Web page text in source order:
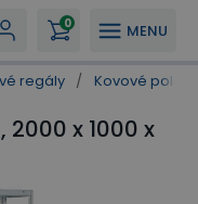
MENU
0
regály / Kovové
2000 x 1000 x